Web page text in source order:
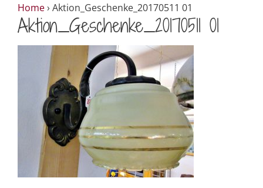
Home› Aktion_Geschenke_20170511 01
Aktion_Geschenke_20170511 01